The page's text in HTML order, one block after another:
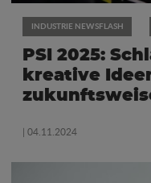
INDUSTRIE NEWSFLASH
PSI 2025:
kreative
| 04.11.2024